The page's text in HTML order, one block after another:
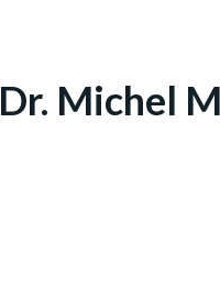
Dr. Michel